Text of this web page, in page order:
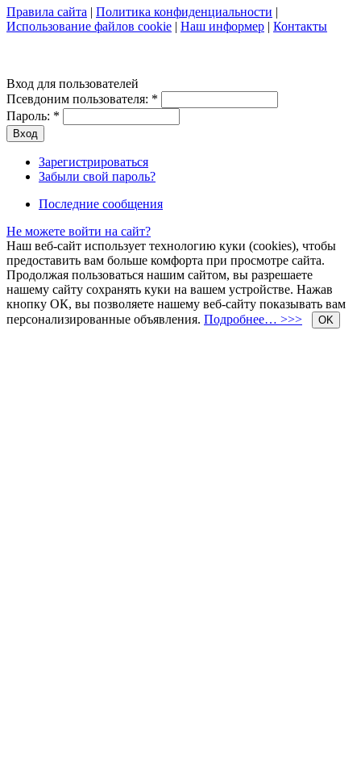
Правила сайта | Политика конфиденциальности |
Использование файлов cookie | Наш информер | Контакты
Вход для пользователей
Псевдоним пользователя: *
Пароль: *
Зарегистрироваться
Забыли свой пароль?
Последние сообщения
Не можете войти на сайт?
Наш веб-сайт использует технологию куки (cookies), чтобы
предоставить вам больше комфорта при просмотре сайта.
Продолжая пользоваться нашим сайтом, вы разрешаете
нашему сайту сохранять куки на вашем устройстве. Нажав
кнопку ОК, вы позволяете нашему веб-сайту показывать вам
персонализированные объявления. Подробнее… >>> OK